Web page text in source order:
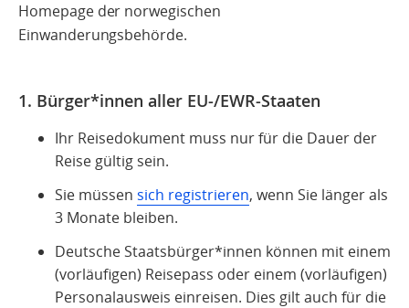
Homepage der norwegischen
Einwanderungsbehörde.
1. Bürger*innen aller EU-/EWR-Staaten
Ihr Reisedokument muss nur für die Dauer der
Reise gültig sein.
Sie müssen sich registrieren, wenn Sie länger als
3 Monate bleiben.
Deutsche Staatsbürger*innen können mit einem
(vorläufigen) Reisepass oder einem (vorläufigen)
Personalausweis einreisen. Dies gilt auch für die